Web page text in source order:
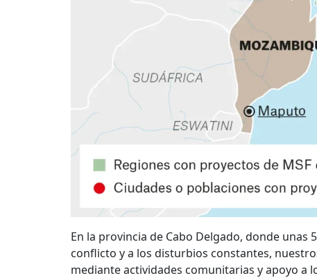
En la provincia de Cabo Delgado, donde unas
conflicto y a los disturbios constantes,
mediante actividades comunitarias y apoyo a